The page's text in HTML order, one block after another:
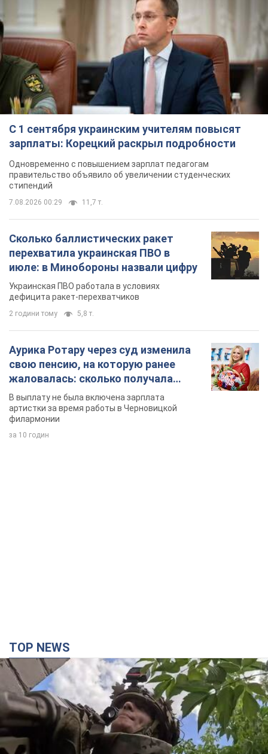
С 1 сентября украинским учителям повысят
зарплаты: Корецкий раскрыл подробности
Одновременно с повышением зарплат педагогам
правительство объявило об увеличении студенческих
стипендий
7.08.2026 00:29 11,7 т.
Сколько баллистических ракет
перехватила украинская ПВО в
июле: в Минобороны назвали цифру
Украинская ПВО работала в условиях
дефицита ракет-перехватчиков
2 години тому 5,8 т.
Аурика Ротару через суд изменила
свою пенсию, на которую ранее
жаловалась: сколько получала
певица
В выплату не была включена зарплата
артистки за время работы в Черновицкой
филармонии
за 10 годин
TOP NEWS